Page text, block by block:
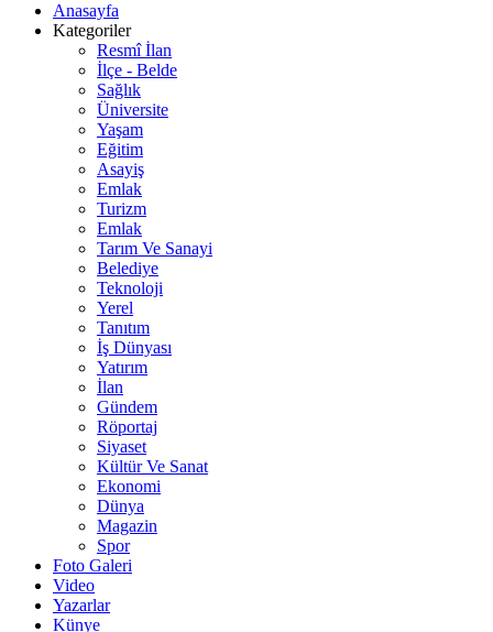
Anasayfa
Kategoriler
Resmî İlan
İlçe - Belde
Sağlık
Üniversite
Yaşam
Eğitim
Asayiş
Emlak
Turizm
Emlak
Tarım Ve Sanayi
Belediye
Teknoloji
Yerel
Tanıtım
İş Dünyası
Yatırım
İlan
Gündem
Röportaj
Siyaset
Kültür Ve Sanat
Ekonomi
Dünya
Magazin
Spor
Foto Galeri
Video
Yazarlar
Künye